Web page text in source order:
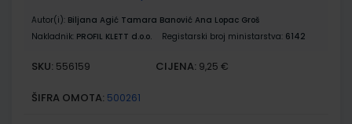
Autor(i): Biljana Agić Tamara Banović Ana Lopac Groš
Nakladnik: PROFIL KLETT d.o.o. Registarski broj ministarstva: 6142
SKU: 556159 CIJENA: 9,25 €
ŠIFRA OMOTA: 500261